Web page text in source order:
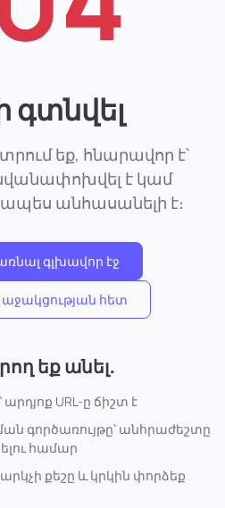
գտնվել
եք, հնարավոր է՝
է կամ
անհասանելի է։
գլխավոր էջ
հետ
եք անել․
արդյոք URL-ը ճիշտ է
գործառույթը՝ անհրաժեշտը
համար
քեշը և կրկին փորձեք